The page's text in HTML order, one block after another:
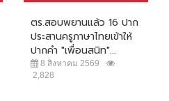
ตร.สอบพยานแล้ว 16 ปาก
ประสานครูภาษาไทยเข้าให้
ปากคำ "เพื่อนสนิท"...
8 สิงหาคม 2569
2,828